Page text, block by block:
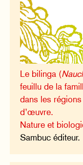
Le bilinga (
feuillu de la
dans les
d’œuvre.
Nature et
Sambuc éditeur.